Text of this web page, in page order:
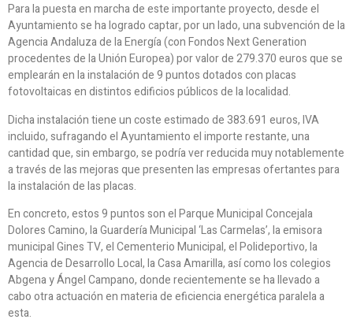
Para la puesta en marcha de este importante proyecto, desde el
Ayuntamiento se ha logrado captar, por un lado, una subvención de la
Agencia Andaluza de la Energía (con Fondos Next Generation
procedentes de la Unión Europea) por valor de 279.370 euros que se
emplearán en la instalación de 9 puntos dotados con placas
fotovoltaicas en distintos edificios públicos de la localidad.
Dicha instalación tiene un coste estimado de 383.691 euros, IVA
incluido, sufragando el Ayuntamiento el importe restante, una
cantidad que, sin embargo, se podría ver reducida muy notablemente
a través de las mejoras que presenten las empresas ofertantes para
la instalación de las placas.
En concreto, estos 9 puntos son el Parque Municipal Concejala
Dolores Camino, la Guardería Municipal ‘Las Carmelas’, la emisora
municipal Gines TV, el Cementerio Municipal, el Polideportivo, la
Agencia de Desarrollo Local, la Casa Amarilla, así como los colegios
Abgena y Ángel Campano, donde recientemente se ha llevado a
cabo otra actuación en materia de eficiencia energética paralela a
esta.